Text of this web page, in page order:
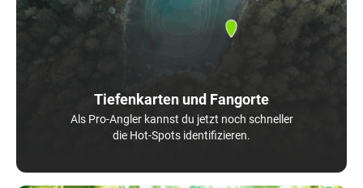
Tiefenkarten und Fangorte
Als Pro-Angler kannst du jetzt noch schneller
die Hot-Spots identifizieren.